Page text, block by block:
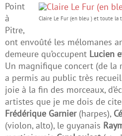
Claire Le Fur (en bleu ) et toute la
Point
à
Pitre,
ont envoûté les mélomanes
demeure qu’occupent Lucien
Un magnifique concert (de la
a permis au public très
joie à la fin des morceaux,
artistes que je me dois de
Frédérique Garnier(harpes),
(violon, alto), le guyanais